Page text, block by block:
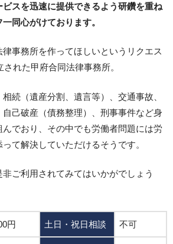
スを迅速に提供できるよう研鑽を重ね
同心がけております。
事務所を作ってほしいというリクエス
された甲府合同法律事務所。
続（遺産分割、遺言等）、交通事故、
己破産（債務整理）、刑事事件など身
でおり、その中でも労働者問題には労
て解決していただけるそうです。
ご利用されてみてはいかがでしょう
円 土日・祝日相談 不可